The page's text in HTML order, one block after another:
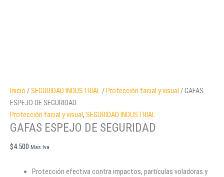
Inicio /SEGURIDAD INDUSTRIAL/Protección facial y visual / GAFAS
ESPEJO DE SEGURIDAD
Protección facial y visual, SEGURIDAD INDUSTRIAL
GAFAS ESPEJO DE SEGURIDAD
$4.500 Mas Iva
Protección efectiva contra impactos, partículas voladoras y